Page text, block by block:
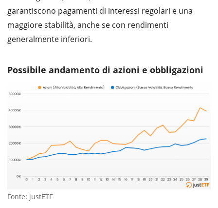
garantiscono pagamenti di interessi regolari e una
maggiore stabilità, anche se con rendimenti
generalmente inferiori.
Possibile andamento di azioni e obbligazioni
Fonte: justETF